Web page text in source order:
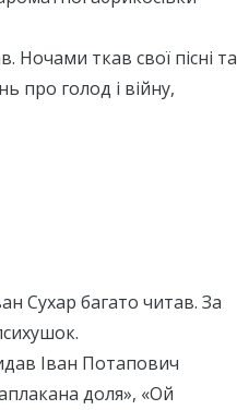
Ночами ткав свої пісні та
про голод і війну,
Сухар багато читав. За
Іван Потапович
доля», «Ой